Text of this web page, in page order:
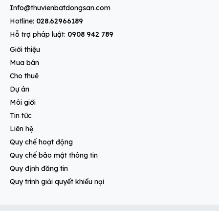
Info@thuvienbatdongsan.com
Hotline: 028.62966189
Hỗ trợ pháp luật: 0908 942 789
Giới thiệu
Mua bán
Cho thuê
Dự án
Môi giới
Tin tức
Liên hệ
Quy chế hoạt động
Quy chế bảo mật thông tin
Quy định đăng tin
Quy trình giải quyết khiếu nại